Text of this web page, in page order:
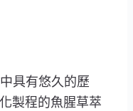
具有悠久的歷
製程的魚腥草萃